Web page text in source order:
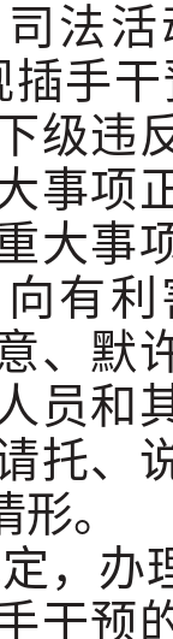
法
插手
级违
事项
大事
有
、默
员和
托、
。
，办
干预